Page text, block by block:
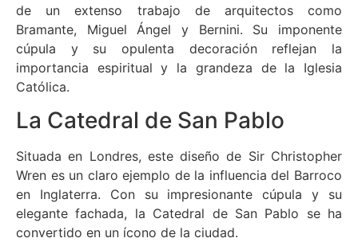
de un extenso trabajo de arquitectos como
Bramante, Miguel Ángel y Bernini. Su imponente
cúpula y su opulenta decoración reflejan la
importancia espiritual y la grandeza de la Iglesia
Católica.
La Catedral de San Pablo
Situada en Londres, este diseño de Sir Christopher
Wren es un claro ejemplo de la influencia del Barroco
en Inglaterra. Con su impresionante cúpula y su
elegante fachada, la Catedral de San Pablo se ha
convertido en un ícono de la ciudad.